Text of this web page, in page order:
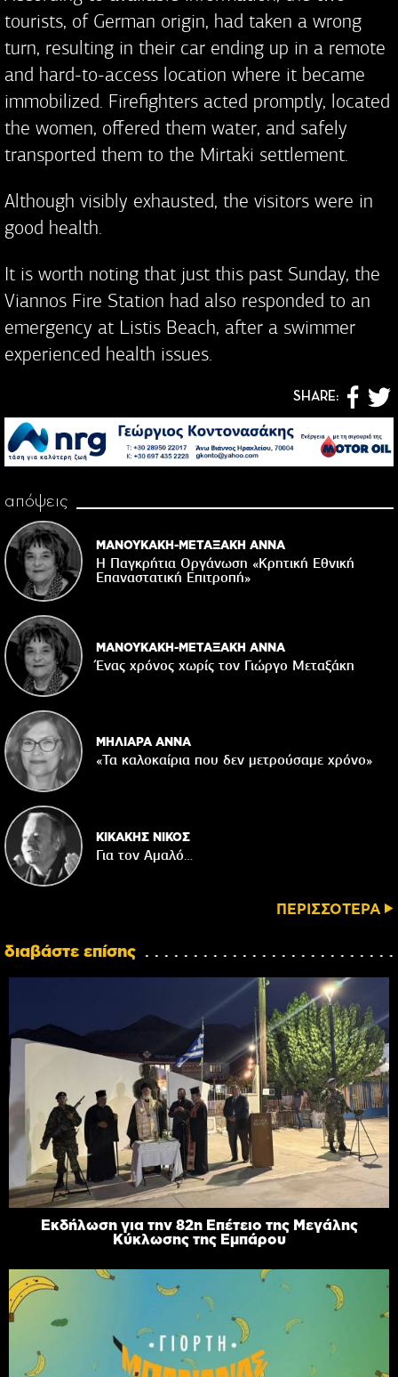
tourists, of German origin, had taken a wrong
turn, resulting in their car ending up in a remote
and hard-to-access location where it became
immobilized. Firefighters acted promptly, located
the women, offered them water, and safely
transported them to the Mirtaki settlement.
Although visibly exhausted, the visitors were in
good health.
It is worth noting that just this past Sunday, the
Viannos Fire Station had also responded to an
emergency at Listis Beach, after a swimmer
experienced health issues.
SHARE:
απόψεις
ΜΑΝΟΥΚΑΚΗ-ΜΕΤΑΞΑΚΗ ΑΝΝΑ
Η Παγκρήτια Οργάνωση «Κρητική Εθνική
Επαναστατική Eπιτροπή»
ΜΑΝΟΥΚΑΚΗ-ΜΕΤΑΞΑΚΗ ΑΝΝΑ
Ένας χρόνος χωρίς τον Γιώργο Μεταξάκη
ΜΗΛΙΑΡΑ ΑΝΝΑ
«Τα καλοκαίρια που δεν μετρούσαμε χρόνο»
ΚΙΚΑΚΗΣ ΝΙΚΟΣ
Για τον Αμαλό…
ΠΕΡΙΣΣΟΤΕΡΑ
διαβάστε επίσης
Εκδήλωση για την 82η Επέτειο της Μεγάλης
Κύκλωσης της Εμπάρου